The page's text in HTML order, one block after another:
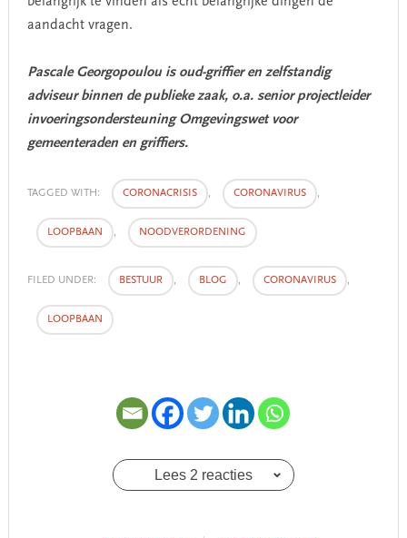
aandacht vragen.
Pascale Georgopoulou is oud-griffier en zelfstandig
adviseur binnen de publieke zaak, o.a. senior projectleider
invoeringsondersteuning Omgevingswet voor
gemeenteraden en griffiers.
TAGGED WITH: CORONACRISIS , CORONAVIRUS ,
LOOPBAAN , NOODVERORDENING
FILED UNDER: BESTUUR , BLOG , CORONAVIRUS ,
LOOPBAAN
Lees 2 reacties